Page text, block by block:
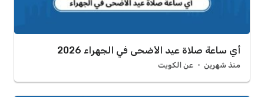
أي ساعة صلاة عيد الأضحى في الجهراء 2026
منذ شهرين عن الكويت